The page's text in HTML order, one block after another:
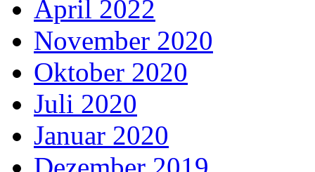
April 2022
November 2020
Oktober 2020
Juli 2020
Januar 2020